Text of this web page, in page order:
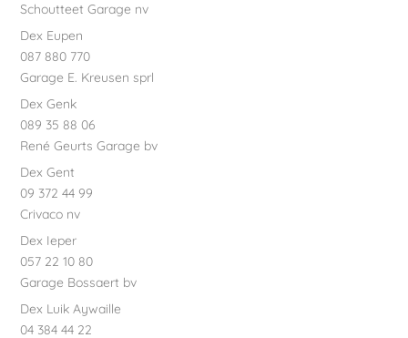
Schoutteet Garage nv
Dex Eupen
087 880 770
Garage E. Kreusen sprl
Dex Genk
089 35 88 06
René Geurts Garage bv
Dex Gent
09 372 44 99
Crivaco nv
Dex Ieper
057 22 10 80
Garage Bossaert bv
Dex Luik Aywaille
04 384 44 22